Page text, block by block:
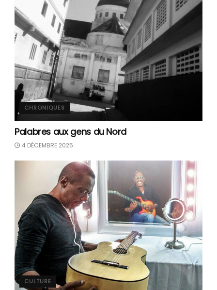
CHRONIQUES
Palabres aux gens du Nord
4 DÉCEMBRE 2025
CULTURE